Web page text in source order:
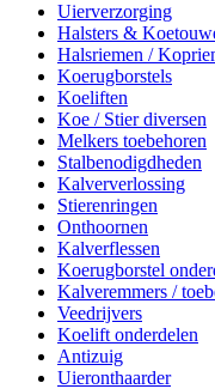
Uierverzorging
Halsters &
Halsriemen /
Koerugborstels
Koeliften
Koe / Stier diversen
Melkers toebehoren
Stalbenodigdheden
Kalververlossing
Stierenringen
Onthoornen
Kalverflessen
Koerugborstel
Kalveremmers /
Veedrijvers
Koelift onderdelen
Antizuig
Uieronthaarder